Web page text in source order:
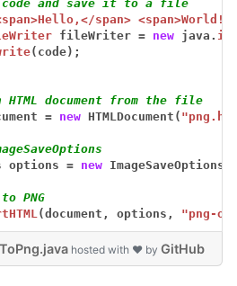
code and save it to a file
span>
fileWriter = new java. io
(code);
document from the file
= new HTMLDocument(
options = new
PNG
(document, options, "png-
hosted with ❤ by GitHub